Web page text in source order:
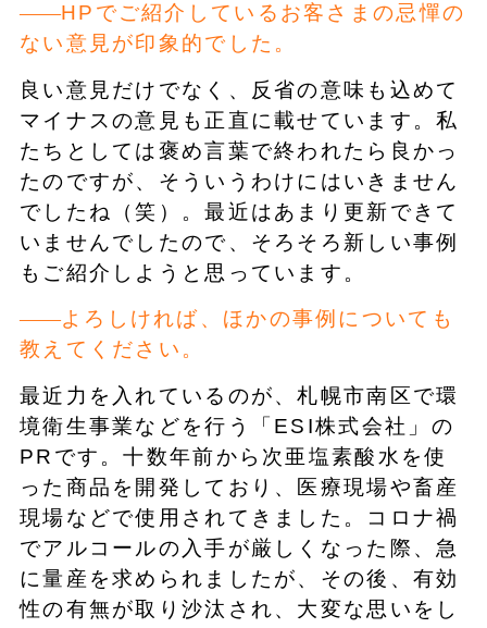
HPでご紹介しているお客さまの忌憚の
ない意見が印象的でした。
良い意見だけでなく、反省の意味も込めて
マイナスの意見も正直に載せています。私
たちとしては褒め言葉で終われたら良かっ
たのですが、そういうわけにはいきません
でしたね（笑）。最近はあまり更新できて
いませんでしたので、そろそろ新しい事例
もご紹介しようと思っています。
よろしければ、ほかの事例についても
教えてください。
最近力を入れているのが、札幌市南区で環
境衛生事業などを行う「ESI株式会社」の
PRです。十数年前から次亜塩素酸水を使
った商品を開発しており、医療現場や畜産
現場などで使用されてきました。コロナ禍
でアルコールの入手が厳しくなった際、急
に量産を求められましたが、その後、有効
性の有無が取り沙汰され、大変な思いをし